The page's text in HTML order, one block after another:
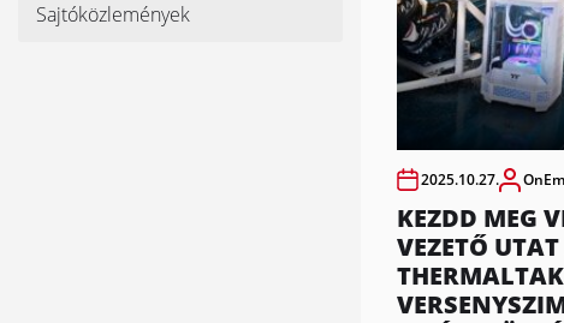
Sajtóközlemények
2025.10.27.
KEZDD MEG
VEZETŐ